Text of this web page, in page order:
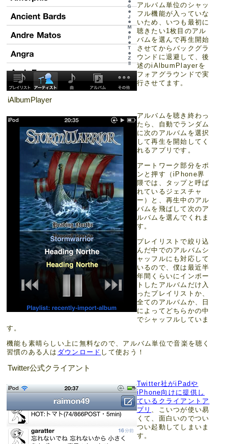
アルバム単位のシャッ
フル機能が入っていな
いため、いつも最初に
聴きたい1枚目のアル
バムを選んで再生開始
させてからバックグラ
ウンドに退避して、後
述のiAlbumPlayerを
フォアグラウンドで実
行させてます。
iAlbumPlayer
アルバムを聴き終わっ
たら、自動でランダム
に次のアルバムを選択
して再生を開始してく
れるアプリです。
アートワーク部分をポ
ンと押す（iPhone界
隈では、タップと呼ば
れているジェスチャ
ー）と、再生中のアル
バムを飛ばして次のア
ルバムを選んでくれま
す。
プレイリストで絞り込
んだ中でのアルバムシ
ャッフルにも対応して
いるので、僕は最近半
年間くらいにインポー
トしたアルバムだけ入
ったプレイリストか、
全てのアルバムか、日
によってどちらかの中
でシャッフルしていま
す。
機能も素晴らしい上に無料なので、アルバム単位で音楽を聴く
習慣のある人は ダウンロード して使おう！
Twitter公式クライアント
Twitter社がiPadや
iPhone向けに提供し
ているクライアントア
プリ 、こいつが使い易
くて、面白いのでつい
つい起動してしまいま
す。